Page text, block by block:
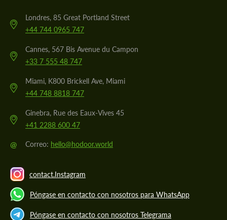
Londres, 85 Great Portland Street
+44 744 0965 747
Cannes, 567 Bis Avenue du Campon
+33 7 555 48 747
Miami, K800 Brickell Ave, Miami
+44 748 8818 747
Ginebra, Rue des Eaux-Vives 45
+41 2288 600 47
@ Correo: hello@hodoor.world
contact.Instagram
Póngase en contacto con nosotros para WhatsApp
Póngase en contacto con nosotros Telegrama